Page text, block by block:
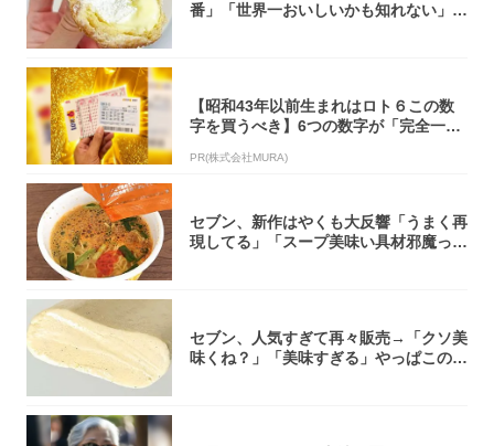
番」「世界一おいしいかも知れない」
【昭和43年以前生まれはロト６この数
字を買うべき】6つの数字が「完全一
PR(株式会社MURA)
セブン、新作はやくも大反響「うまく再
現してる」「スープ美味い具材邪魔って
セブン、人気すぎて再々販売→「クソ美
味くね？」「美味すぎる」やっぱこのク